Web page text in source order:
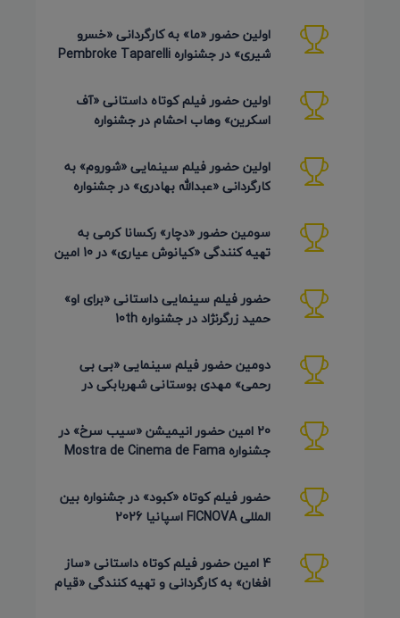
اولین حضور «ما» به کارگردانی «خسرو
شیری» در جشنواره Pembroke Taparelli
اولین حضور فیلم کوتاه داستانی «آف
اسکرین» وهاب احشام در جشنواره
اولین حضور فیلم سینمایی «شوروم» به
کارگردانی «عبدالله بهادری» در جشنواره
سومین حضور «دچار» رکسانا کرمی به
تهیه کنندگی «کیانوش عیاری» در 10 امین
حضور فیلم سینمایی داستانی «برای او»
حمید زرگرنژاد در جشنواره 10th
دومین حضور فیلم سینمایی «بی بی
رحمی» مهدی بوستانی شهربابکی در
20 امین حضور انیمیشن «سیب سرخ» در
جشنواره Mostra de Cinema de Fama
حضور فیلم کوتاه «کبود» در جشنواره بین
المللی FICNOVA اسپانیا 2026
4 امین حضور فیلم کوتاه داستانی «ساز
افغان» به کارگردانی و تهیه کنندگی «قیام